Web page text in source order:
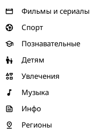
Фильмы и сериалы
Спорт
Познавательные
Детям
Увлечения
Музыка
Инфо
Регионы